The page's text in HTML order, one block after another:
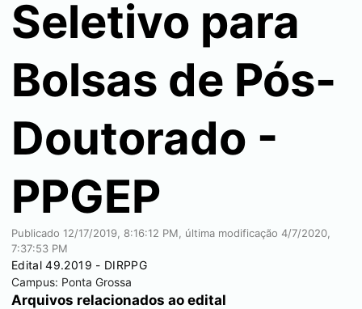
Seletivo para
Bolsas de Pós-
Doutorado -
PPGEP
Publicado 12/17/2019, 8:16:12 PM , última modificação 4/7/2020,
7:37:53 PM
Edital 49.2019 - DIRPPG
Campus: Ponta Grossa
Arquivos relacionados ao edital